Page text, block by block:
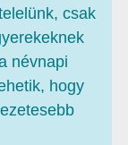
csak
névnapi
hogy